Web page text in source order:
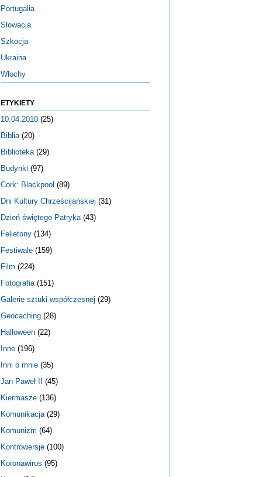
Portugalia
Słowacja
Szkocja
Ukraina
Włochy
ETYKIETY
10.04.2010 (25)
Biblia (20)
Biblioteka (29)
Budynki (97)
Cork: Blackpool (89)
Dni Kultury Chrześcijańskiej (31)
Dzień świętego Patryka (43)
Felietony (134)
Festiwale (159)
Film (224)
Fotografia (151)
Galerie sztuki współczesnej (29)
Geocaching (28)
Halloween (22)
Inne (196)
Inni o mnie (35)
Jan Paweł II
(45)
Kiermasze (136)
Komunikacja (29)
Komunizm (64)
Kontrowersje (100)
Koronawirus (95)